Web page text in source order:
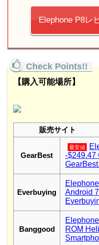
Elephone P8レ
【購入可能場所】
販売サイト
GearBest
最安値
-$249.47
Everbuying
Android
Banggood
ROM